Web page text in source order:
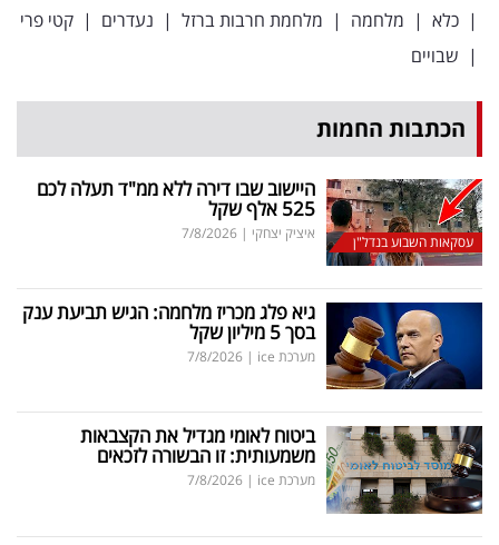
| כלא | מלחמה | מלחמת חרבות ברזל | נעדרים | קטי פרי
| שבויים
הכתבות החמות
עסקאות השבוע בנדל"ן
היישוב שבו דירה ללא ממ"ד תעלה לכם
525 אלף שקל
איציק יצחקי |
7/8/2026
גיא פלג מכריז מלחמה: הגיש תביעת ענק
בסך 5 מיליון שקל
מערכת ice |
7/8/2026
ביטוח לאומי מגדיל את הקצבאות
משמעותית: זו הבשורה לזכאים
מערכת ice |
7/8/2026